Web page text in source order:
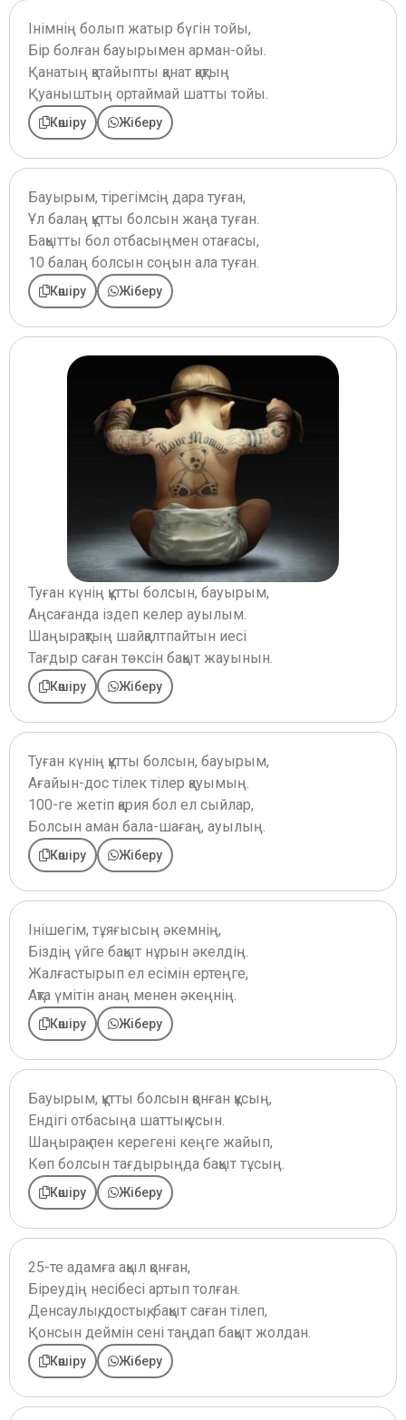
Інімнің болып жатыр бүгін тойы,
Бір болған бауырымен арман-ойы.
Қанатың қатайыпты қанат қақтың
Қуаныштың ортаймай шатты тойы.
Көшіру Жіберу
Бауырым, тірегімсің дара туған,
Ұл балаң құтты болсын жаңа туған.
Бақытты бол отбасыңмен отағасы,
10 балаң болсын соңын ала туған.
Көшіру Жіберу
Туған күнің құтты болсын, бауырым,
Аңсағанда іздеп келер ауылым.
Шаңырақтың шайқалтпайтын иесі
Тағдыр саған төксін бақыт жауынын.
Көшіру Жіберу
Туған күнің құтты болсын, бауырым,
Ағайын-дос тілек тілер қауымың.
100-ге жетіп қария бол ел сыйлар,
Болсын аман бала-шағаң, ауылың.
Көшіру Жіберу
Інішегім, тұяғысың әкемнің,
Біздің үйге бақыт нұрын әкелдің.
Жалғастырып ел есімін ертеңге,
Ақта үмітін анаң менен әкеңнің.
Көшіру Жіберу
Бауырым, құтты болсын қонған құсың,
Ендігі отбасыңа шаттық ұсын.
Шаңырақ пен керегені кеңге жайып,
Көп болсын тағдырыңда бақыт тұсың.
Көшіру Жіберу
25-те адамға ақыл қонған,
Біреудің несібесі артып толған.
Денсаулық, достық, бақыт саған тілеп,
Қонсын деймін сені таңдап бақыт жолдан.
Көшіру Жіберу